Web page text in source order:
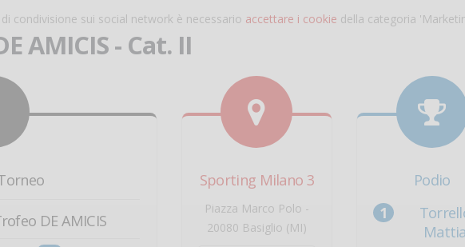
condivisione sui social network è necessario accettare i cookie della categoria
AMICIS - Cat. II
DE AMICIS
Sporting Milano 3
Piazza Marco Polo -
20080 Basiglio (MI)
Podio
Mattia